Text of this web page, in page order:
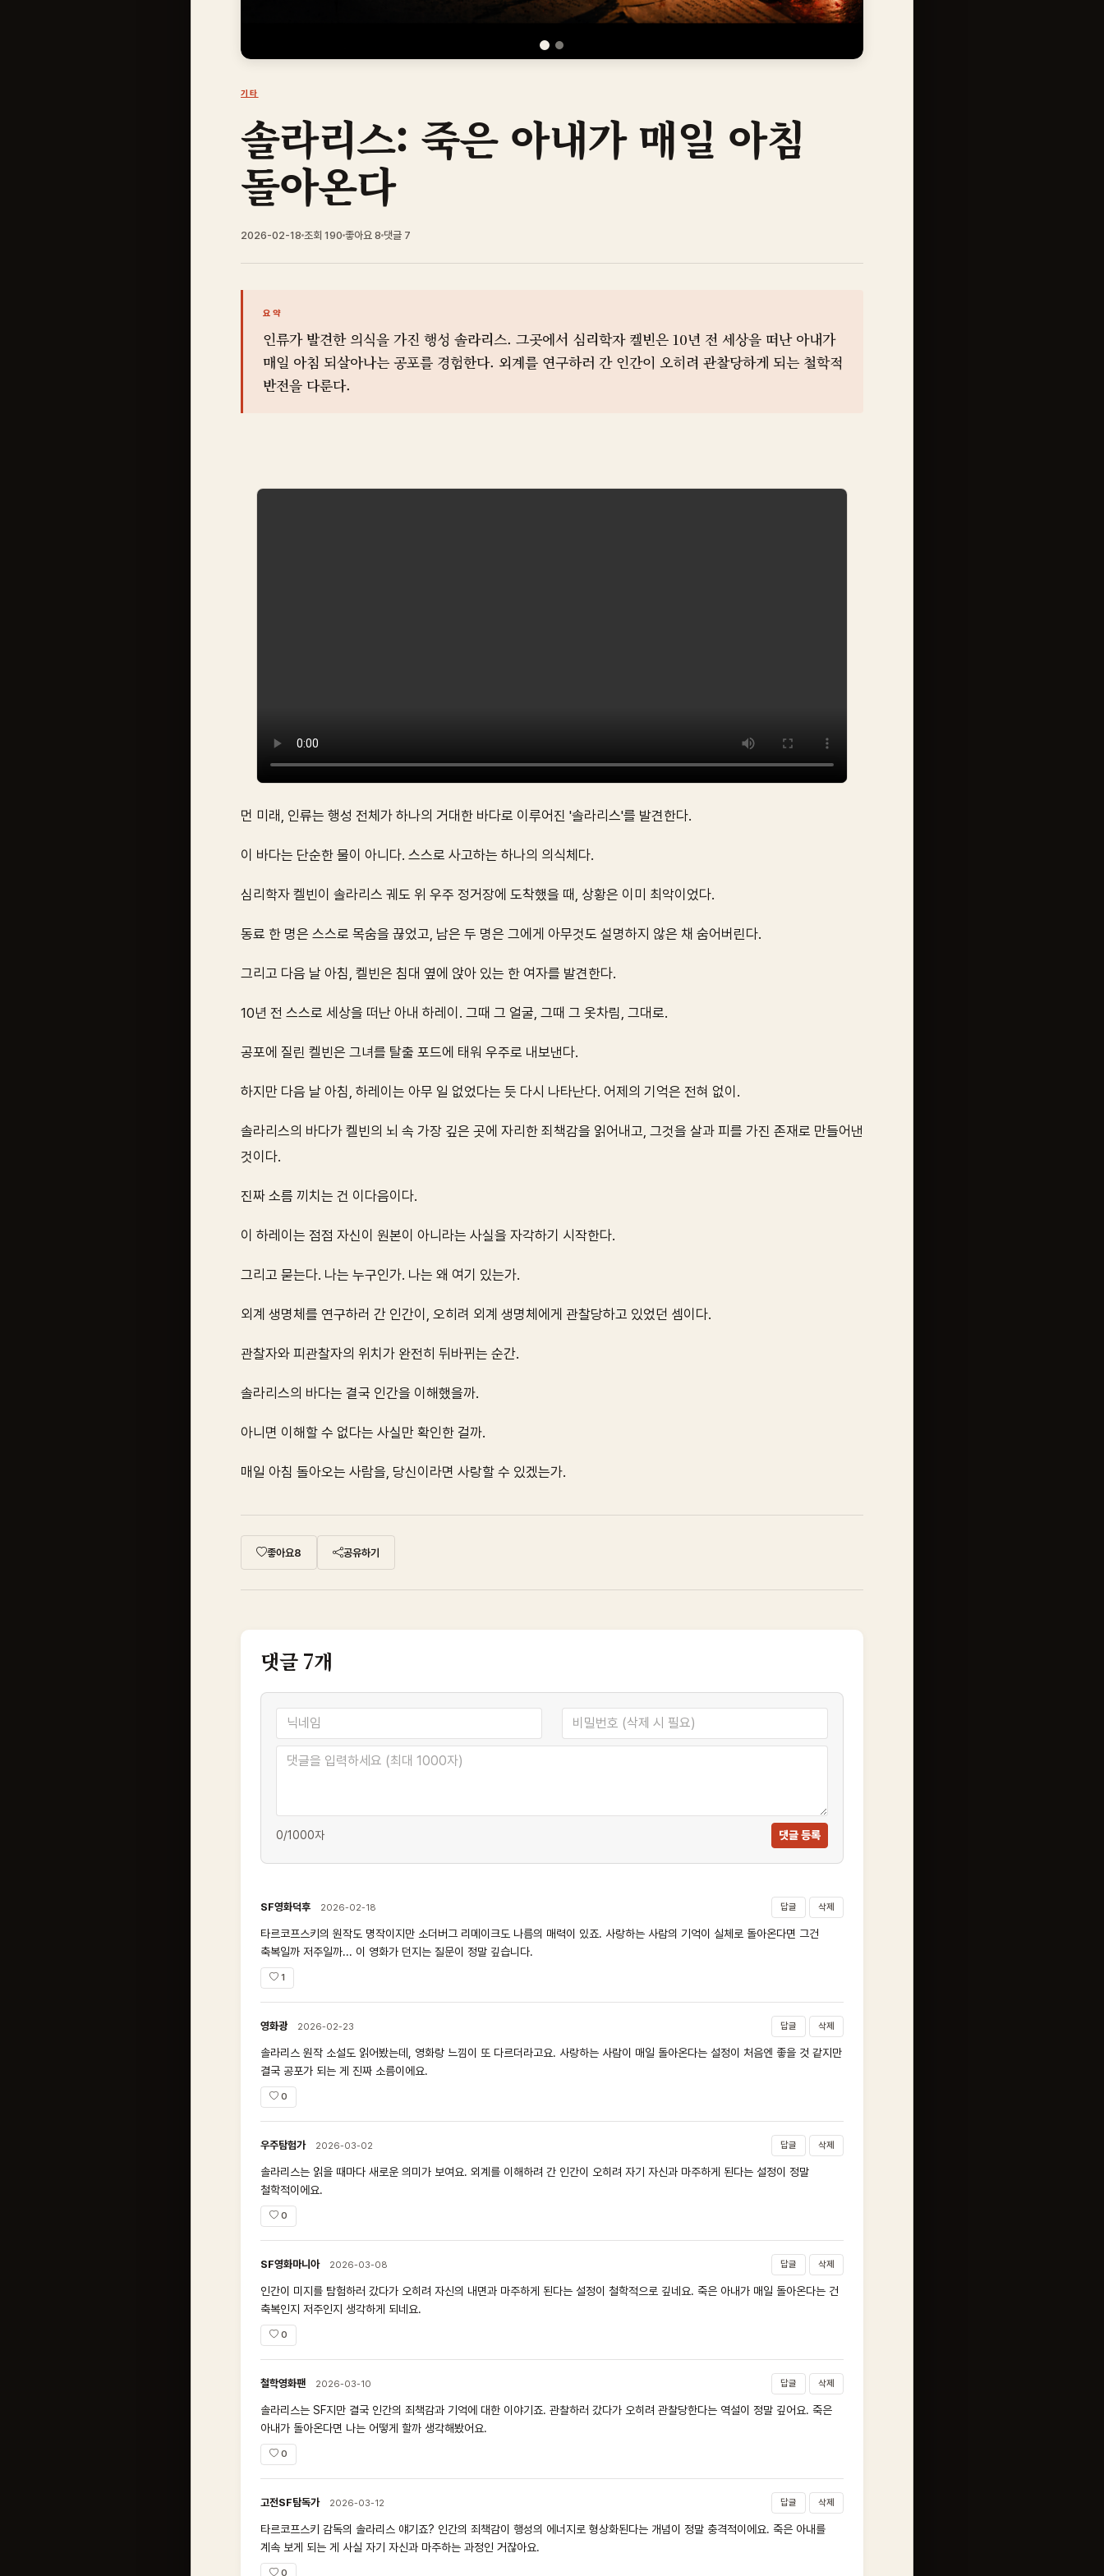
기타
솔라리스: 죽은 아내가 매일 아침
돌아온다
2026-02-18 조회 190 좋아요 8 댓글 7
요약
인류가 발견한 의식을 가진 행성 솔라리스. 그곳에서 심리학자 켈빈은 10년 전 세상을 떠난 아내가
매일 아침 되살아나는 공포를 경험한다. 외계를 연구하러 간 인간이 오히려 관찰당하게 되는 철학적
반전을 다룬다.
먼 미래, 인류는 행성 전체가 하나의 거대한 바다로 이루어진 '솔라리스'를 발견한다.
이 바다는 단순한 물이 아니다. 스스로 사고하는 하나의 의식체다.
심리학자 켈빈이 솔라리스 궤도 위 우주 정거장에 도착했을 때, 상황은 이미 최악이었다.
동료 한 명은 스스로 목숨을 끊었고, 남은 두 명은 그에게 아무것도 설명하지 않은 채 숨어버린다.
그리고 다음 날 아침, 켈빈은 침대 옆에 앉아 있는 한 여자를 발견한다.
10년 전 스스로 세상을 떠난 아내 하레이. 그때 그 얼굴, 그때 그 옷차림, 그대로.
공포에 질린 켈빈은 그녀를 탈출 포드에 태워 우주로 내보낸다.
하지만 다음 날 아침, 하레이는 아무 일 없었다는 듯 다시 나타난다. 어제의 기억은 전혀 없이.
솔라리스의 바다가 켈빈의 뇌 속 가장 깊은 곳에 자리한 죄책감을 읽어내고, 그것을 살과 피를 가진 존재로 만들어낸
것이다.
진짜 소름 끼치는 건 이다음이다.
이 하레이는 점점 자신이 원본이 아니라는 사실을 자각하기 시작한다.
그리고 묻는다. 나는 누구인가. 나는 왜 여기 있는가.
외계 생명체를 연구하러 간 인간이, 오히려 외계 생명체에게 관찰당하고 있었던 셈이다.
관찰자와 피관찰자의 위치가 완전히 뒤바뀌는 순간.
솔라리스의 바다는 결국 인간을 이해했을까.
아니면 이해할 수 없다는 사실만 확인한 걸까.
매일 아침 돌아오는 사람을, 당신이라면 사랑할 수 있겠는가.
좋아요8 공유하기
댓글 7개
0/1000자 댓글 등록
SF영화덕후 2026-02-18 답글 삭제
타르코프스키의 원작도 명작이지만 소더버그 리메이크도 나름의 매력이 있죠. 사랑하는 사람의 기억이 실체로 돌아온다면 그건
축복일까 저주일까... 이 영화가 던지는 질문이 정말 깊습니다.
1
영화광 2026-02-23 답글 삭제
솔라리스 원작 소설도 읽어봤는데, 영화랑 느낌이 또 다르더라고요. 사랑하는 사람이 매일 돌아온다는 설정이 처음엔 좋을 것 같지만
결국 공포가 되는 게 진짜 소름이에요.
0
우주탐험가 2026-03-02 답글 삭제
솔라리스는 읽을 때마다 새로운 의미가 보여요. 외계를 이해하려 간 인간이 오히려 자기 자신과 마주하게 된다는 설정이 정말
철학적이에요.
0
SF영화마니아 2026-03-08 답글 삭제
인간이 미지를 탐험하러 갔다가 오히려 자신의 내면과 마주하게 된다는 설정이 철학적으로 깊네요. 죽은 아내가 매일 돌아온다는 건
축복인지 저주인지 생각하게 되네요.
0
철학영화팬 2026-03-10 답글 삭제
솔라리스는 SF지만 결국 인간의 죄책감과 기억에 대한 이야기죠. 관찰하러 갔다가 오히려 관찰당한다는 역설이 정말 깊어요. 죽은
아내가 돌아온다면 나는 어떻게 할까 생각해봤어요.
0
고전SF탐독가 2026-03-12 답글 삭제
타르코프스키 감독의 솔라리스 얘기죠? 인간의 죄책감이 행성의 에너지로 형상화된다는 개념이 정말 충격적이에요. 죽은 아내를
계속 보게 되는 게 사실 자기 자신과 마주하는 과정인 거잖아요.
0